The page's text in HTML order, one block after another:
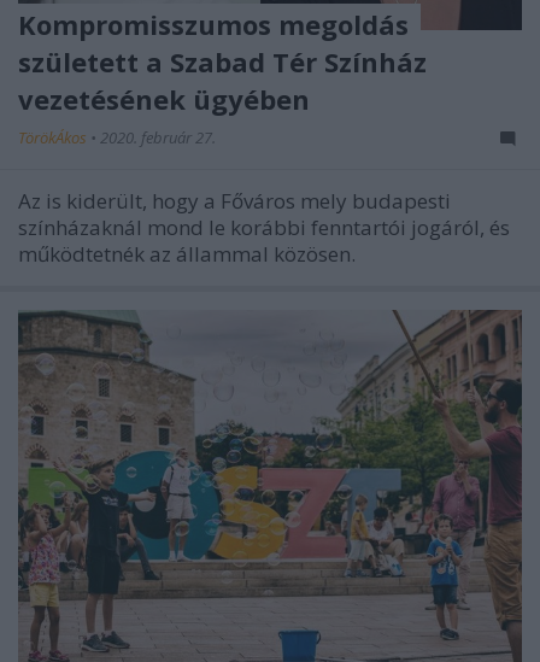
Kompromisszumos megoldás
született a Szabad Tér Színház
vezetésének ügyében
TörökÁkos • 2020. február 27.
Az is kiderült, hogy a Főváros mely budapesti
színházaknál mond le korábbi fenntartói jogáról, és
működtetnék az állammal közösen.